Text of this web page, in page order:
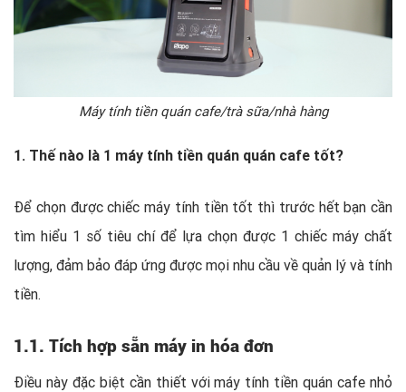
Máy tính tiền quán cafe/trà sữa/nhà hàng
1. Thế nào là 1 máy tính tiền quán quán cafe tốt?
Để chọn được chiếc máy tính tiền tốt thì trước hết bạn cần
tìm hiểu 1 số tiêu chí để lựa chọn được 1 chiếc máy chất
lượng, đảm bảo đáp ứng được mọi nhu cầu về quản lý và tính
tiền.
1.1. Tích hợp sẵn máy in hóa đơn
Điều này đặc biệt cần thiết với máy tính tiền quán cafe nhỏ